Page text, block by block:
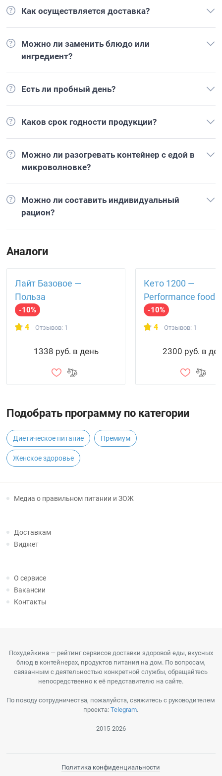
Как осуществляется доставка?
Можно ли заменить блюдо или
ингредиент?
Есть ли пробный день?
Каков срок годности продукции?
Можно ли разогревать контейнер с едой в
микроволновке?
Можно ли составить индивидуальный
рацион?
Аналоги
Лайт Базовое —
Польза
-10%
4 Отзывов: 1
1338 руб. в день
Кето 1200 —
Performance food
-10%
4 Отзывов: 1
2300 руб. в
Подобрать программу по категории
Диетическое питание Премиум
Женское здоровье
Медиа о правильном питании и ЗОЖ
Доставкам
Виджет
О сервисе
Вакансии
Контакты
Похудейкина — рейтинг сервисов доставки здоровой еды, вкусных
блюд в контейнерах, продуктов питания на дом. По вопросам,
связанным с деятельностью конкретной службы, обращайтесь
непосредственно к её представителю на сайте.
По поводу сотрудничества, пожалуйста, свяжитесь с руководителем
проекта:Telegram.
2015-2026
Политика конфиденциальности